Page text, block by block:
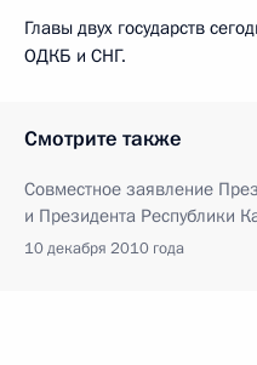
Главы двух государств
ОДКБ и СНГ.
Смотрите также
Совместное заявление
и Президента Республики
10 декабря 2010 года